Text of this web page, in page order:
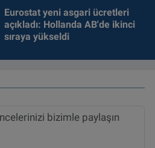
Eurostat yeni asgari ücretleri
açıkladı: Hollanda AB'de ikinci
sıraya yükseldi